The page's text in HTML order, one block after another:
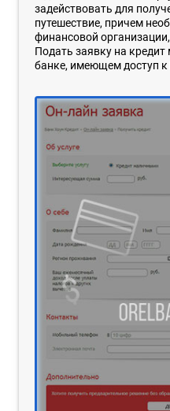
задействовать для
путешествие, причем
финансовой
Подать заявку на
банке, имеющем доступ к